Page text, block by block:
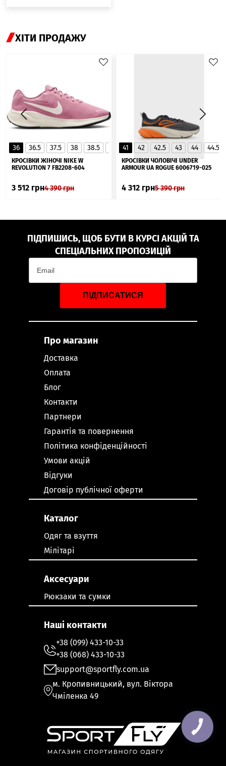
ХІТИ ПРОДАЖУ
36 36.5 37.5 38 38.5 40 40.5
41
▲
КРОСІВКИ ЖІНОЧІ NIKE W
REVOLUTION 7 FB2208-604
3 512 грн4 390грн
41 42 42.5 43 44 44.5
КРОСІВКИ ЧОЛОВІЧІ UNDER
ARMOUR UA ROGUE 6006719-025
4 312 грн5 390грн
ПІДПИШИСЬ, ЩОБ БУТИ В КУРСІ АКЦІЙ ТА
СПЕЦІАЛЬНИХ ПРОПОЗИЦІЙ
ПІДПИСАТИСЯ
Про магазин
Доставка
Оплата
Блог
Контакти
Партнери
Гарантія та повернення
Політика конфіденційності
Умови акцій
Відгуки
Договір публічної оферти
Каталог
Одяг та взуття
Мілітарі
Аксесуари
Рюкзаки та сумки
Наші контакти
+38 (099) 433-10-33
+38 (068) 433-10-33
support@sportfly.com.ua
м. Кропивницький, вул. Віктора
Чміленка 49
КНОПКА
ЗВ'ЯЗКУ